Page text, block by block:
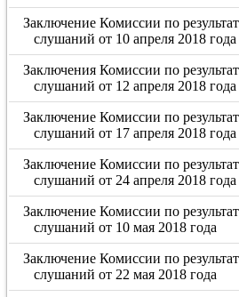
Заключение Комиссии по
слушаний от 10 апреля 2018 года
Заключения Комиссии по
слушаний от 12 апреля 2018 года
Заключение Комиссии по
слушаний от 17 апреля 2018 года
Заключение Комиссии по
слушаний от 24 апреля 2018 года
Заключение Комиссии по
слушаний от 10 мая 2018 года
Заключение Комиссии по
слушаний от 22 мая 2018 года